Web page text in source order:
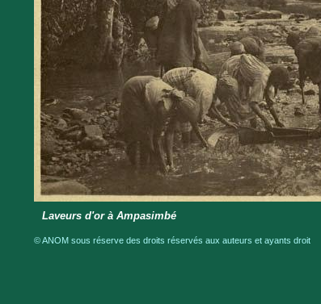
Laveurs d'or à Ampasimbé
© ANOM sous réserve des droits réservés aux auteurs et ayants droit